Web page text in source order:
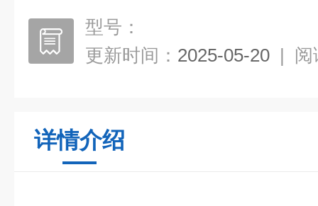
型号：
更新时间： 2025-05-20 | 阅
详情介绍